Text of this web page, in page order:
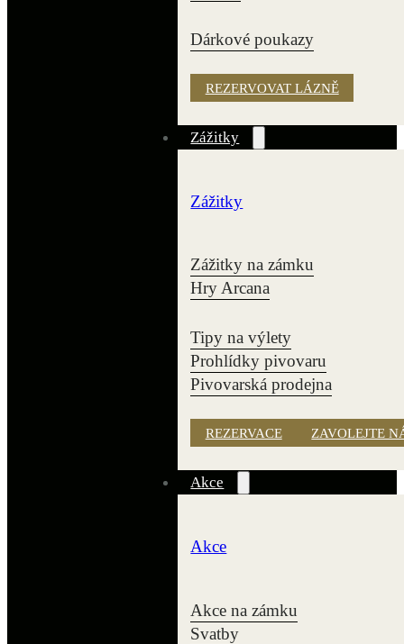
Dárkové poukazy
REZERVOVAT LÁZNĚ
Zážitky
Zážitky
Zážitky na zámku
Hry Arcana
Tipy na výlety
Prohlídky pivovaru
Pivovarská prodejna
REZERVACE ZAVOLEJTE
Akce
Akce
Akce na zámku
Svatby